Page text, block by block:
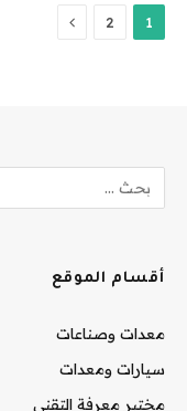
1
2 التالي
أقسام الموقع
معدات وصناعات
سيارات ومعدات
مختبر معرفة التقني